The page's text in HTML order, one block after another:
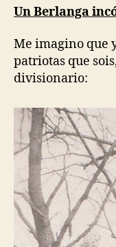
Un Berlanga
Me imagino que
patriotas que
divisionario: